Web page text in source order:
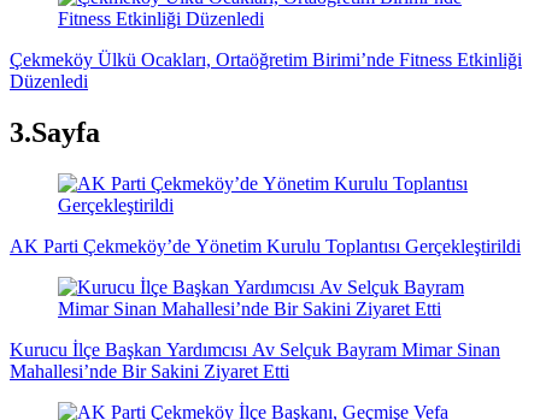
Çekmeköy Ülkü Ocakları, Ortaöğretim Birimi’nde Fitness Etkinliği
Düzenledi
3.Sayfa
AK Parti Çekmeköy’de Yönetim Kurulu Toplantısı Gerçekleştirildi
Kurucu İlçe Başkan Yardımcısı Av Selçuk Bayram Mimar Sinan
Mahallesi’nde Bir Sakini Ziyaret Etti